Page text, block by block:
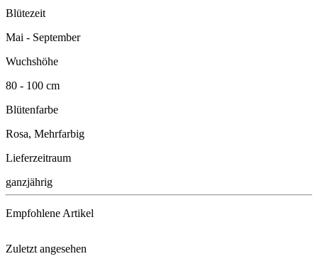
Blütezeit
Mai - September
Wuchshöhe
80 - 100 cm
Blütenfarbe
Rosa, Mehrfarbig
Lieferzeitraum
ganzjährig
Empfohlene Artikel
Zuletzt angesehen